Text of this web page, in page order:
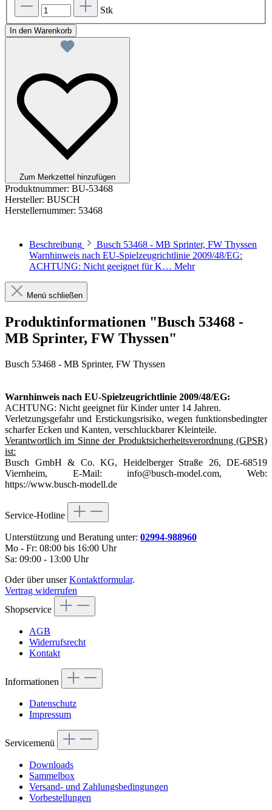
Stk
In den Warenkorb
Zum Merkzettel hinzufügen
Produktnummer: BU-53468
Hersteller: BUSCH
Herstellernummer: 53468
Beschreibung
Busch 53468 - MB Sprinter, FW Thyssen
Warnhinweis nach EU-Spielzeugrichtlinie 2009/48/EG:
ACHTUNG: Nicht geeignet für K… Mehr
Menü schließen
Produktinformationen "Busch 53468 -
MB Sprinter, FW Thyssen"
Busch 53468 - MB Sprinter, FW Thyssen
Warnhinweis nach EU-Spielzeugrichtlinie 2009/48/EG:
ACHTUNG: Nicht geeignet für Kinder unter 14 Jahren.
Verletzungsgefahr und Erstickungsrisiko, wegen funktionsbedingter
scharfer Ecken und Kanten, verschluckbarer Kleinteile.
Verantwortlich im Sinne der Produktsicherheitsverordnung (GPSR)
ist:
Busch GmbH & Co. KG, Heidelberger Straße 26, DE-68519
Viernheim, E-Mail: info@busch-model.com, Web:
https://www.busch-modell.de
Service-Hotline
Unterstützung und Beratung unter: 02994-988960
Mo - Fr: 08:00 bis 16:00 Uhr
Sa: 09:00 - 13:00 Uhr
Oder über unserKontaktformular.
Vertrag widerrufen
Shopservice
AGB
Widerrufsrecht
Kontakt
Informationen
Datenschutz
Impressum
Servicemenü
Downloads
Sammelbox
Versand- und Zahlungsbedingungen
Vorbestellungen